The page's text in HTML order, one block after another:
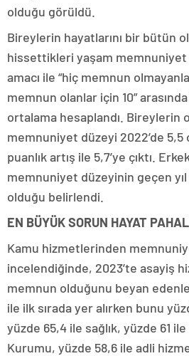
olduğu görüldü.
Bireylerin hayatlarını bir bütün
hissettikleri yaşam memnuniyet
amacı ile “hiç memnun
memnun olanlar için 10”
ortalama hesaplandı. Bireylerin
memnuniyet düzeyi 2022’de 5,5
puanlık artış ile 5,7’ye çıktı.
memnuniyet düzeyinin geçen yıl
olduğu belirlendi.
EN BÜYÜK SORUN HAYAT
Kamu hizmetlerinden
incelendiğinde, 2023’te asayiş
memnun olduğunu beyan
ile ilk sırada yer alırken bunu
yüzde 65,4 ile sağlık, yüzde 61
Kurumu, yüzde 58,6 ile adli